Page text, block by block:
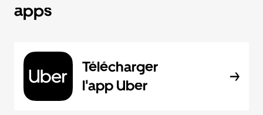
apps
Télécharger
l'app Uber